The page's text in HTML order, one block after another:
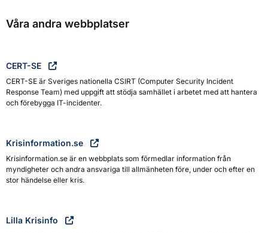
Våra andra webbplatser
CERT-SE
CERT-SE är Sveriges nationella CSIRT (Computer Security Incident
Response Team) med uppgift att stödja samhället i arbetet med att hantera
och förebygga IT-incidenter.
Krisinformation.se
Krisinformation.se är en webbplats som förmedlar information från
myndigheter och andra ansvariga till allmänheten före, under och efter en
stor händelse eller kris.
Lilla Krisinfo